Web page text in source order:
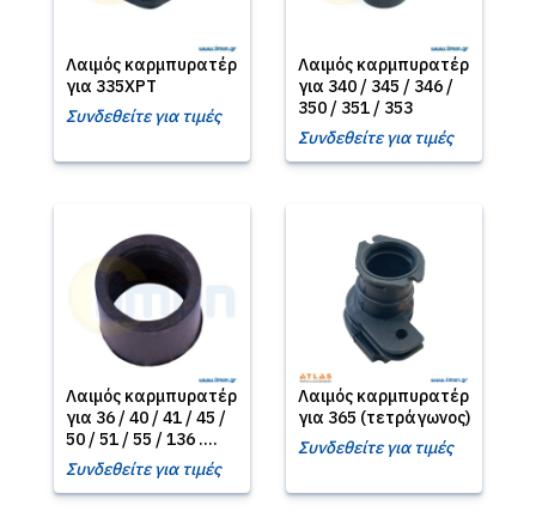
Λαιμός καρμπυρατέρ
για 335XPT
Συνδεθείτε για τιμές
Λαιμός καρμπυρατέρ
για 340 / 345 / 346 /
350 / 351 / 353
Συνδεθείτε για τιμές
Λαιμός καρμπυρατέρ
για 36 / 40 / 41 / 45 /
50 / 51 / 55 / 136 ....
Συνδεθείτε για τιμές
Λαιμός καρμπυρατέρ
για 365 (τετράγωνος)
Συνδεθείτε για τιμές